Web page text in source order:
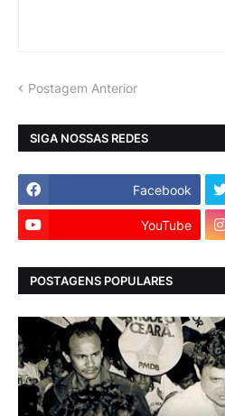
Postagem Anterior
SIGA NOSSAS REDES
Facebook
YouTube
POSTAGENS POPULARES